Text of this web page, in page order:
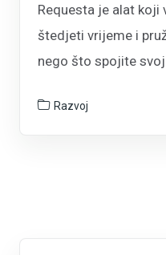
Requesta je alat koji
štedjeti vrijeme i
nego što spojite svoj
Razvoj